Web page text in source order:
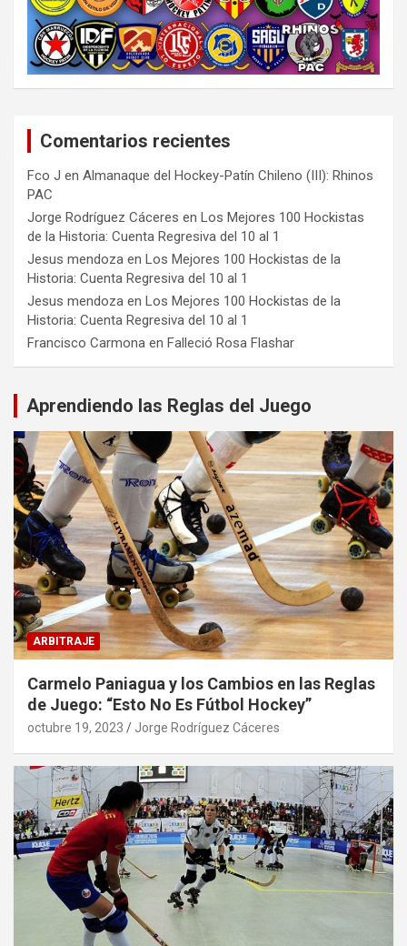
Comentarios recientes
Fco J en Almanaque del Hockey-Patín Chileno (III): Rhinos
PAC
Jorge Rodríguez Cáceres en Los Mejores 100 Hockistas
de la Historia: Cuenta Regresiva del 10 al 1
Jesus mendoza en Los Mejores 100 Hockistas de la
Historia: Cuenta Regresiva del 10 al 1
Jesus mendoza en Los Mejores 100 Hockistas de la
Historia: Cuenta Regresiva del 10 al 1
Francisco Carmona en Falleció Rosa Flashar
Aprendiendo las Reglas del Juego
ARBITRAJE
Carmelo Paniagua y los Cambios en las Reglas
de Juego: “Esto No Es Fútbol Hockey”
octubre 19, 2023 Jorge Rodríguez Cáceres